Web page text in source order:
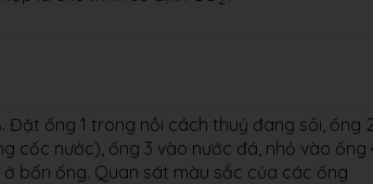
Đặt ống 1 trong nồi cách thuỷ đang sôi, ống
cốc nước), ống 3 vào nước đá, nhỏ vào ống
bốn ống. Quan sát màu sắc của các ống